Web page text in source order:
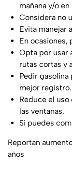
mañana y/o
Considera no
Evita manejar
En ocasiones,
Opta por usar
rutas cortas y
Pedir
mejor registro.
Reduce el
las ventanas.
Si puedes
Reportan
años